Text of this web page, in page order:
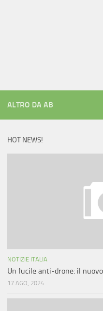
ALTRO DA AB
HOT NEWS!
NOTIZIE ITALIA
Un fucile anti-drone: il
17 AGO, 2024